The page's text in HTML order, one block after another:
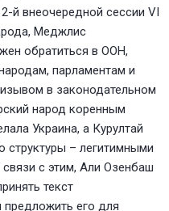
й внеочередной сессии VI
Меджлис
обратиться в ООН,
парламентам и
в законодательном
народ коренным
Украина, а Курултай
структуры – легитимными
с этим, Али Озенбаш
текст
его для